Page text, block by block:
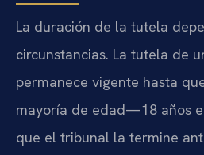
La duración de la tutela
circunstancias. La tutela de
permanece vigente hasta
mayoría de edad—18 años
que el tribunal la termine